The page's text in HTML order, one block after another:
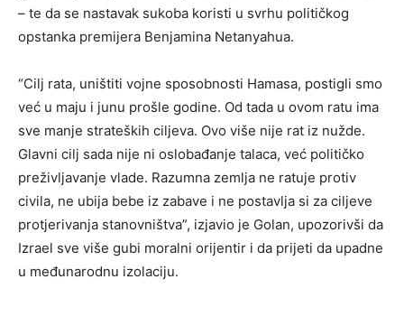
– te da se nastavak sukoba koristi u svrhu političkog
opstanka premijera Benjamina Netanyahua.
“Cilj rata, uništiti vojne sposobnosti Hamasa, postigli smo
već u maju i junu prošle godine. Od tada u ovom ratu ima
sve manje strateških ciljeva. Ovo više nije rat iz nužde.
Glavni cilj sada nije ni oslobađanje talaca, već političko
preživljavanje vlade. Razumna zemlja ne ratuje protiv
civila, ne ubija bebe iz zabave i ne postavlja si za ciljeve
protjerivanja stanovništva”, izjavio je Golan, upozorivši da
Izrael sve više gubi moralni orijentir i da prijeti da upadne
u međunarodnu izolaciju.